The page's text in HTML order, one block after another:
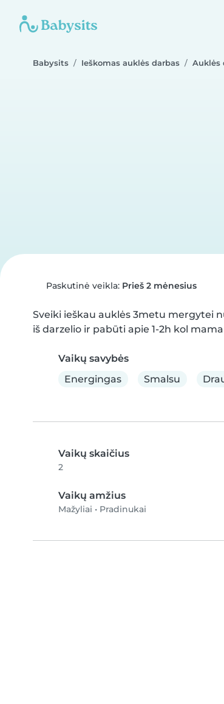
Babysits Ieškomas auklės darbas Auklės
Paskutinė veikla: Prieš 2 mėnesius
Sveiki ieškau auklės 3metu mergytei
iš darzelio ir pabūti apie 1-2h kol
Vaikų savybės
Energingas
Smalsu
Vaikų skaičius
2
Vaikų amžius
Mažyliai • Pradinukai